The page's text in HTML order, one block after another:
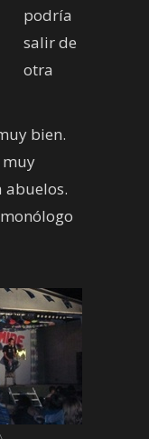
podría
salir de
otra
bien.
muy
abuelos.